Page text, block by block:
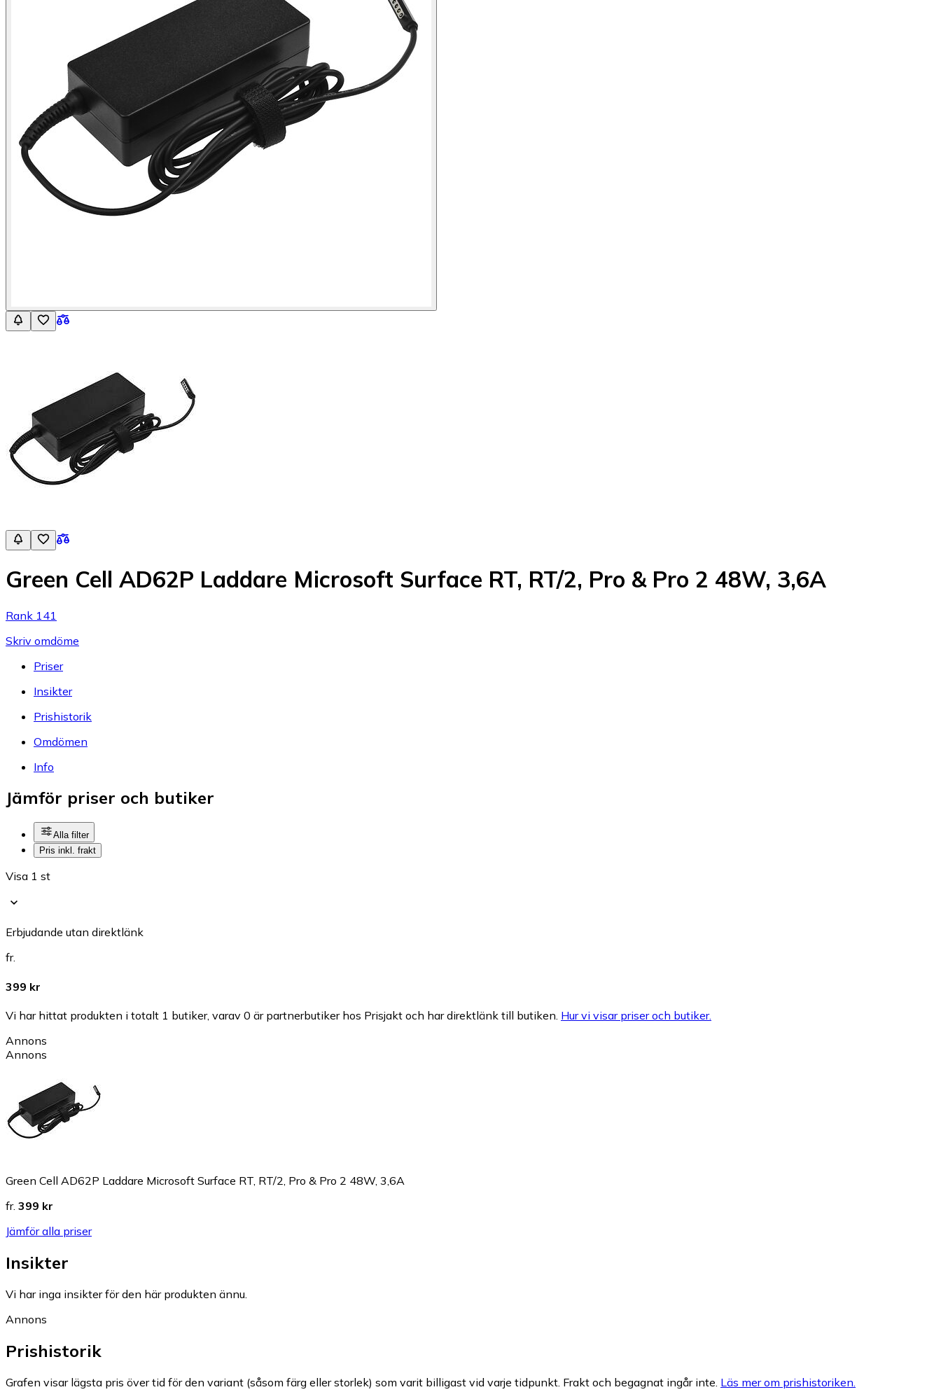
Green Cell AD62P Laddare Microsoft Surface RT, RT/2, Pro & Pro 2 48W, 3,6A
Rank 141
Skriv omdöme
Priser
Insikter
Prishistorik
Omdömen
Info
Jämför priser och butiker
Alla filter
Pris inkl. frakt
Visa 1 st
Erbjudande utan direktlänk
fr.
399 kr
Vi har hittat produkten i totalt 1 butiker, varav 0 är partnerbutiker hos Prisjakt och har direktlänk till butiken. Hur vi visar priser och butiker.
Annons
Annons
Green Cell AD62P Laddare Microsoft Surface RT, RT/2, Pro & Pro 2 48W, 3,6A
fr. 399 kr
Jämför alla priser
Insikter
Vi har inga insikter för den här produkten ännu.
Annons
Prishistorik
Grafen visar lägsta pris över tid för den variant (såsom färg eller storlek) som varit billigast vid varje tidpunkt. Frakt och begagnat ingår inte. Läs mer om prishistoriken.